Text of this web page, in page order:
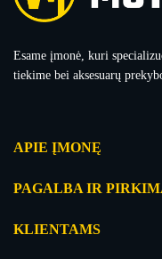
Esame įmonė, kuri
tiekime bei aksesuarų
APIE ĮMONĘ
PAGALBA IR
KLIENTAMS